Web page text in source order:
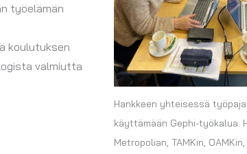
Hankkeen yhteisessä
käyttämään Gephi-työkalua.
Metropolian, TAMKin,
työelämän
koulutuksen
valmiutta